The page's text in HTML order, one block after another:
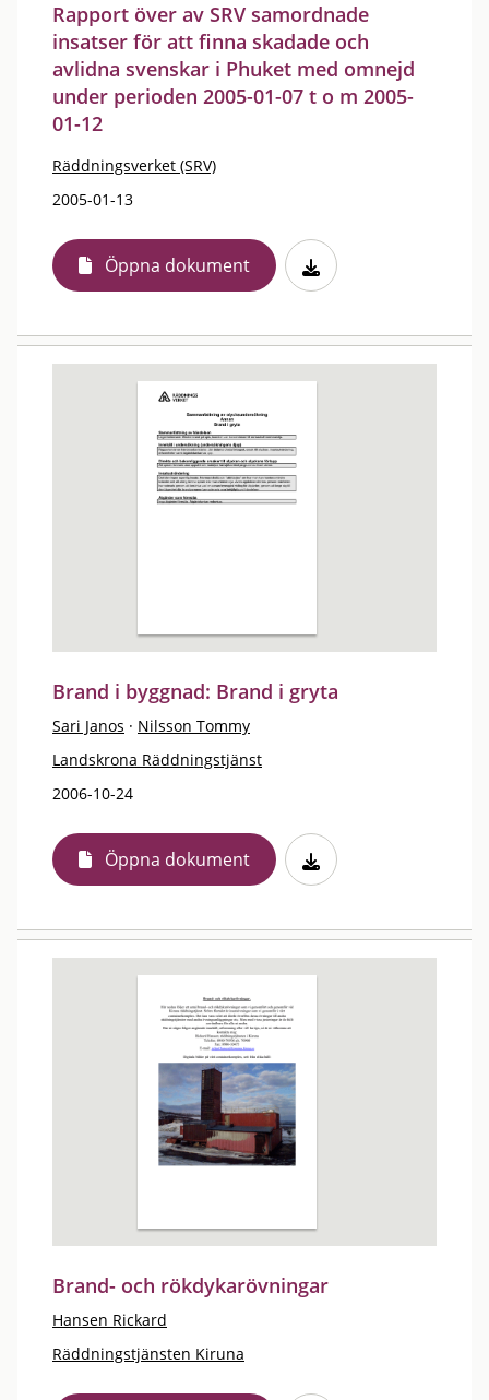
Rapport över av SRV samordnade
insatser för att finna skadade och
avlidna svenskar i Phuket med omnejd
under perioden 2005-01-07 t o m 2005-
01-12
Räddningsverket (SRV)
2005-01-13
Öppna dokument
Brand i byggnad: Brand i gryta
Sari Janos · Nilsson Tommy
Landskrona Räddningstjänst
2006-10-24
Öppna dokument
Brand- och rökdykarövningar
Hansen Rickard
Räddningstjänsten Kiruna